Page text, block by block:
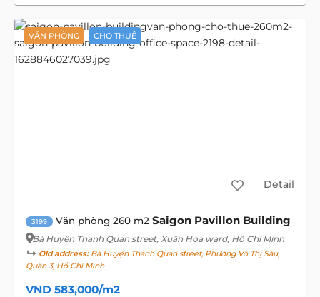
VĂN PHÒNG CHO THUÊ
Detail
3199 Văn phòng 260 m2 Saigon Pavillon Building
Bà Huyện Thanh Quan street, Xuân Hòa ward, Hồ Chí Minh
Old address:Bà Huyện Thanh Quan street, Phường Võ Thị Sáu,
Quận 3, Hồ Chí Minh
VND 583,000/m2